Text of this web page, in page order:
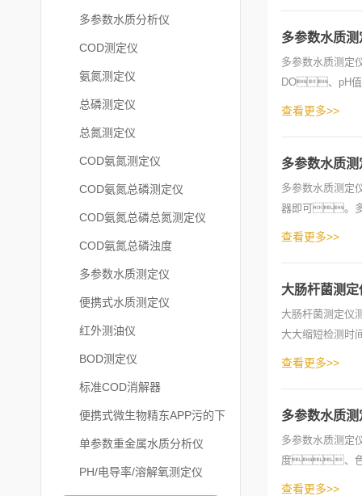
多参数水质分析仪
COD测定仪
氨氮测定仪
总磷测定仪
总氮测定仪
COD氨氮测定仪
COD氨氮总磷测定仪
COD氨氮总磷总氮测定仪
COD氨氮总磷浊度
多参数水质测定仪
便携式水质测定仪
红外测油仪
BOD测定仪
标准COD消解器
便携式微生物精东APP污的下
载安装
单参数重金属水质分析仪
PH/电导率/溶解氧测定仪
多参数水质
多参数水质测
DO、pH
量，
查看更多>>
多参数水质
多参数水质测定
器即可。多
查看更多>>
大肠杆菌测
大肠杆菌测定
大大缩短检测
统、食品
查看更多>>
多参数水质
多参数水质测
度、色
另是检测有
查看更多>>